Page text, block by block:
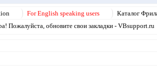
For English speaking users Каталог
Пожалуйста, обновите свои закладки - VBsupport.ru